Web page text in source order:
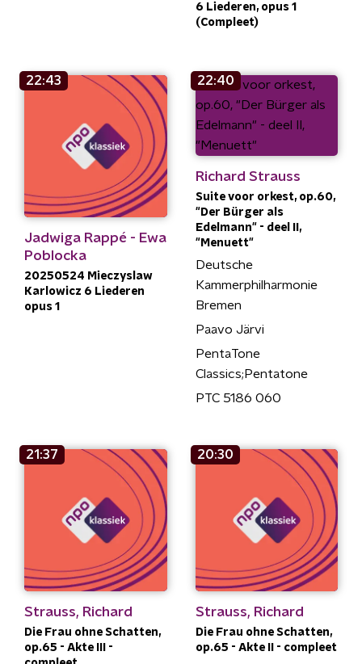
6 Liederen, opus 1
(Compleet)
22:43
Jadwiga Rappé - Ewa
Poblocka
20250524 Mieczyslaw
Karlowicz 6 Liederen
opus 1
22:40
Richard Strauss
Suite voor orkest, op.60,
"Der Bürger als
Edelmann" - deel II,
"Menuett"
Deutsche
Kammerphilharmonie
Bremen
Paavo Järvi
PentaTone
Classics;Pentatone
PTC 5186 060
21:37
Strauss, Richard
Die Frau ohne Schatten,
op.65 - Akte III -
20:30
Strauss, Richard
Die Frau ohne Schatten,
op.65 - Akte II - compleet